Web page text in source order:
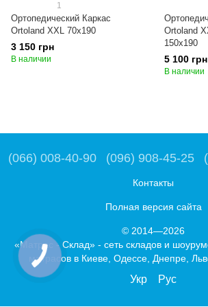
1
Ортопедический Каркас
Ortoland XXL 70x190
3 150 грн
В наличии
Ortoland
150x190
5 100 грн
В наличии
(066) 008-40-90 (096) 908-45-25
Контакты
Полная версия сайта
© 2014—2026
«Матрас - Склад» - сеть складов и
матрасов в Киеве, Одессе, Днепре,
Укр Рус